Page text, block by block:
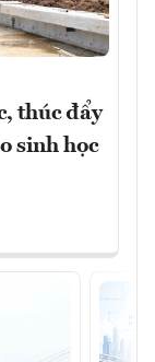
thúc đẩy
sinh học